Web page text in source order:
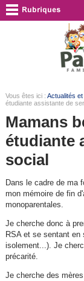
Vous êtes ici : Actualités
étudiante assistante de
Mamans
étudiante
social
Dans le cadre de ma
mon mémoire de fin
monoparentales.
Je cherche donc à
RSA et se sentant en
isolement...). Je
précarité.
Je cherche des